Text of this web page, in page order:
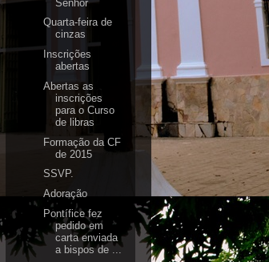
Senhor
Quarta-feira de
cinzas
Inscrições
abertas
Abertas as
inscrições
para o Curso
de libras
Formação da CF
de 2015
SSVP.
Adoração
Pontífice fez
pedido em
carta enviada
a bispos de ...